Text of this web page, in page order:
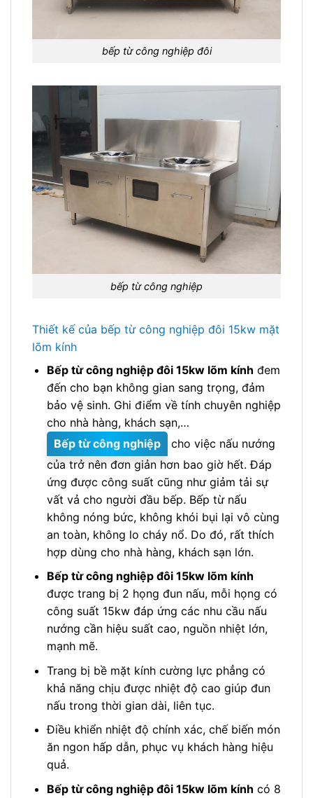
bếp từ công nghiệp đôi
bếp từ công nghiệp
Thiết kế của bếp từ công nghiệp đôi 15kw mặt
lõm kính
Bếp từ công nghiệp đôi 15kw lõm kính đem
đến cho bạn không gian sang trọng, đảm
bảo vệ sinh. Ghi điểm về tính chuyên nghiệp
cho nhà hàng, khách sạn,…
Bếp từ công nghiệp
cho việc nấu nướng
của trở nên đơn giản hơn bao giờ hết. Đáp
ứng được công suất cũng như giảm tải sự
vất vả cho người đầu bếp. Bếp từ nấu
không nóng bức, không khói bụi lại vô cùng
an toàn, không lo cháy nổ. Do đó, rất thích
hợp dùng cho nhà hàng, khách sạn lớn.
Bếp từ công nghiệp đôi 15kw lõm kính
được trang bị 2 họng đun nấu, mỗi họng có
công suất 15kw đáp ứng các nhu cầu nấu
nướng cần hiệu suất cao, nguồn nhiệt lớn,
mạnh mẽ.
Trang bị bề mặt kính cường lực phẳng có
khả năng chịu được nhiệt độ cao giúp đun
nấu trong thời gian dài, liên tục.
Điều khiển nhiệt độ chính xác, chế biến món
ăn ngon hấp dẫn, phục vụ khách hàng hiệu
quả.
Bếp từ công nghiệp đôi 15kw lõm kính có 8